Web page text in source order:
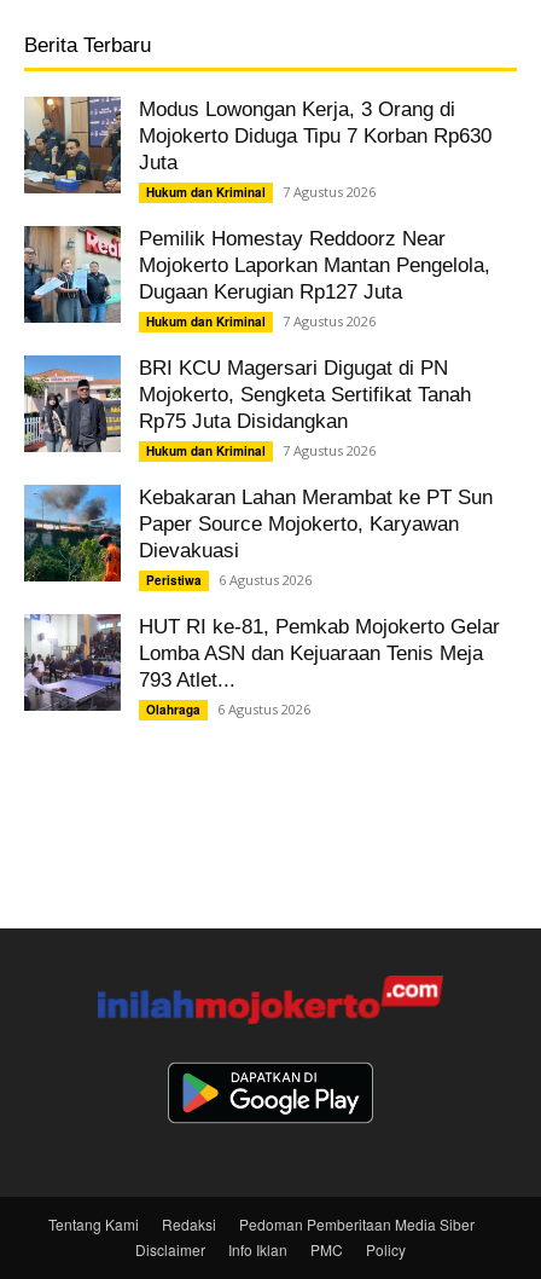
Berita Terbaru
Modus Lowongan Kerja, 3 Orang di
Mojokerto Diduga Tipu 7 Korban Rp630
Juta
Hukum dan Kriminal 7 Agustus 2026
Pemilik Homestay Reddoorz Near
Mojokerto Laporkan Mantan Pengelola,
Dugaan Kerugian Rp127 Juta
Hukum dan Kriminal 7 Agustus 2026
BRI KCU Magersari Digugat di PN
Mojokerto, Sengketa Sertifikat Tanah
Rp75 Juta Disidangkan
Hukum dan Kriminal 7 Agustus 2026
Kebakaran Lahan Merambat ke PT Sun
Paper Source Mojokerto, Karyawan
Dievakuasi
Peristiwa 6 Agustus 2026
HUT RI ke-81, Pemkab Mojokerto Gelar
Lomba ASN dan Kejuaraan Tenis Meja
793 Atlet...
Olahraga 6 Agustus 2026
Tentang Kami Redaksi
Pedoman Pemberitaan Media Siber
Disclaimer
Info Iklan PMC Policy